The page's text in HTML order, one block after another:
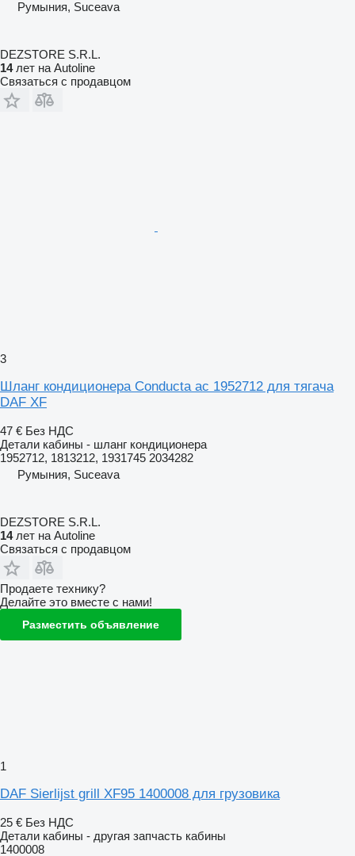
Румыния, Suceava
DEZSTORE S.R.L.
14лет на Autoline
Связаться с продавцом
3
Шланг кондиционера Conducta ac 1952712 для тягача
DAF XF
47 € Без НДС
Детали кабины - шланг кондиционера
1952712, 1813212, 1931745 2034282
Румыния, Suceava
DEZSTORE S.R.L.
14лет на Autoline
Связаться с продавцом
Продаете технику?
Делайте это вместе с нами!
Разместить объявление
1
DAF Sierlijst grill XF95 1400008 для грузовика
25 € Без НДС
Детали кабины - другая запчасть кабины
1400008